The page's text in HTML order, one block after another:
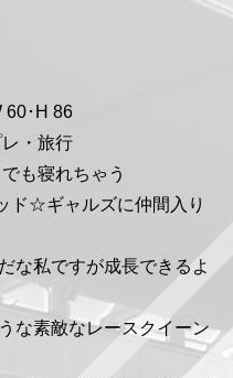
60･H 86
・旅行
も寝れちゃう
ド☆ギャルズに仲間入り
な私ですが成長できるよ
な素敵なレースクイーン